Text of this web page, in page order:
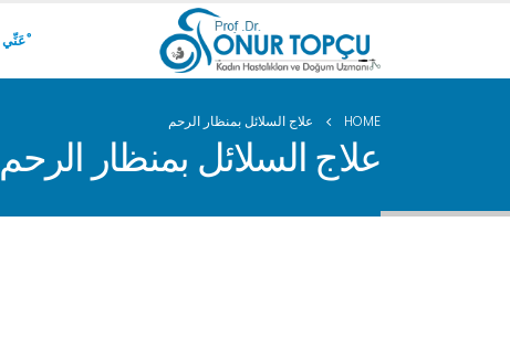
ْعَنِّي
HOME علاج السلائل بمنظار الرحم
علاج السلائل بمنظار الرحم